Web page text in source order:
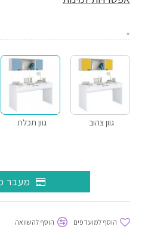
לאורך זמן בחדר ילדים.
השולחן והכוורת עשויים ממלמין
עמיד וקל לתחזוקה, שמתאים
חדר ילדים ונוער.
מבחר גוונים
ולסגנון החדר.
מידות השולחן
גוון צהוב גוון תכלת
מעבר
הוסף למועדפים הוסף להשוואה